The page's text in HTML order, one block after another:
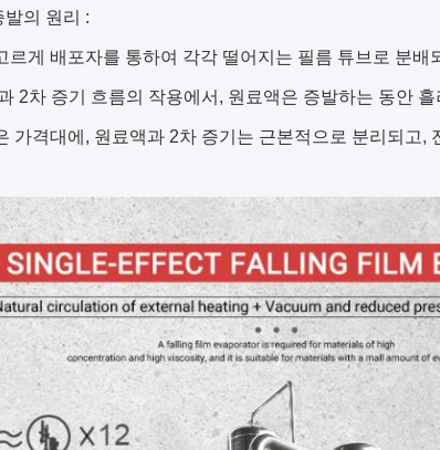
발의 원리 :
르게 배포자를 통하여 각각 떨어지는 필름 튜브로 분
2차 증기 흐름의 작용에서, 원료액은 증발하는 동안
가격대에, 원료액과 2차 증기는 근본적으로 분리되고,